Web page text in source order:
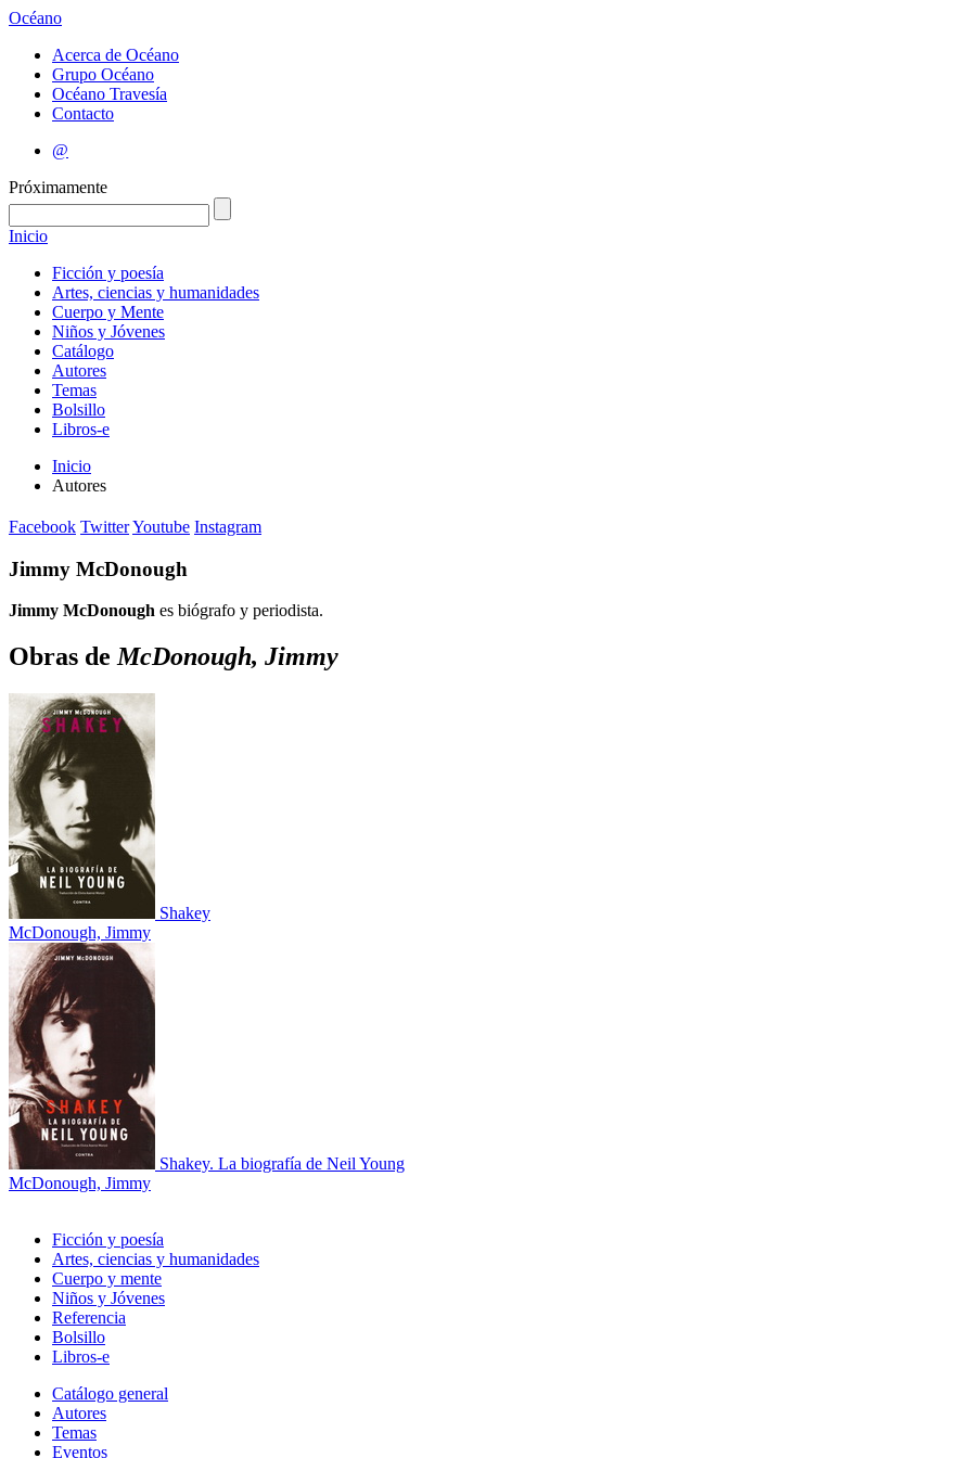
Océano
Acerca de Océano
Grupo Océano
Océano Travesía
Contacto
@
Próximamente
Inicio
Ficción y poesía
Artes, ciencias y humanidades
Cuerpo y Mente
Niños y Jóvenes
Catálogo
Autores
Temas
Bolsillo
Libros-e
Inicio
Autores
Facebook TwitterYoutube Instagram
Jimmy McDonough
Jimmy McDonough es biógrafo y periodista.
Obras deMcDonough, Jimmy
Shakey
McDonough, Jimmy
Shakey. La biografía de Neil Young
McDonough, Jimmy
Ficción y poesía
Artes, ciencias y humanidades
Cuerpo y mente
Niños y Jóvenes
Referencia
Bolsillo
Libros-e
Catálogo general
Autores
Temas
Eventos